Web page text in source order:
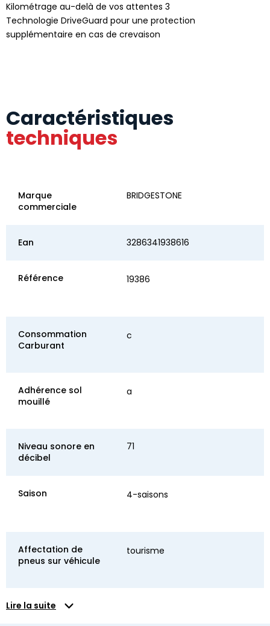
Kilométrage au-delà de vos attentes 3
Technologie DriveGuard pour une protection
supplémentaire en cas de crevaison
Caractéristiques
techniques
Marque
commerciale
BRIDGESTONE
Ean 3286341938616
Référence 19386
Consommation
Carburant
c
Adhérence sol
mouillé
a
Niveau sonore en
décibel
71
Saison 4-saisons
Affectation de
pneus sur véhicule
tourisme
Lire la suite